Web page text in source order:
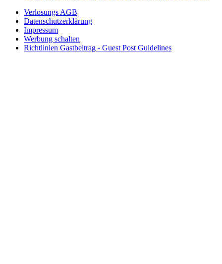
Verlosungs AGB
Datenschutzerklärung
Impressum
Werbung schalten
Richtlinien Gastbeitrag - Guest Post Guidelines